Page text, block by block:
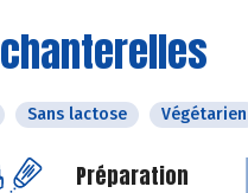
Sans lactose Végétarien
Préparation